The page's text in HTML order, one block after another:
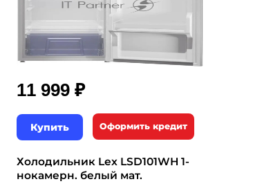
11 999 ₽
Купить Оформить кредит
Холодильник Lex LSD101WH 1-
нокамерн. белый мат.